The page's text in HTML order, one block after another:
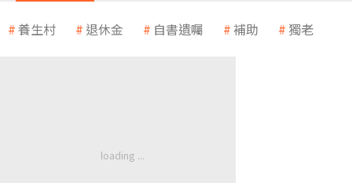
養生村 退休金 自書遺囑 補助 獨老